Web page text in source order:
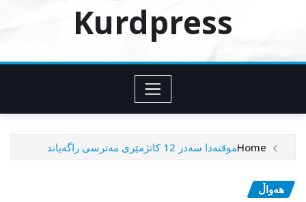
Kurdpress
Homeموقتەدا سەدر 12 کاتژمێری مەترسی راگەیاند
هەواڵ